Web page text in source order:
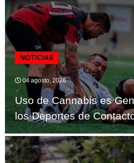
NOTICIAS
04 agosto, 2026
Uso de Cannabis es
los Deportes de